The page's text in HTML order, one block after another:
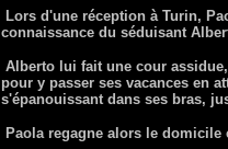
Lors d'une réception à Turin,
connaissance du séduisant
Alberto lui fait une cour
pour y passer ses vacances en
s'épanouissant dans ses bras,
Paola regagne alors le